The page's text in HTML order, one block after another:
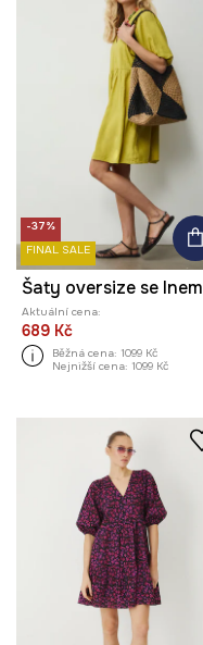
-37%
FINAL SALE
Šaty oversize se lnem
Aktuální cena:
689 Kč
Běžná cena: 1099 Kč
Nejnižší cena: 1099 Kč